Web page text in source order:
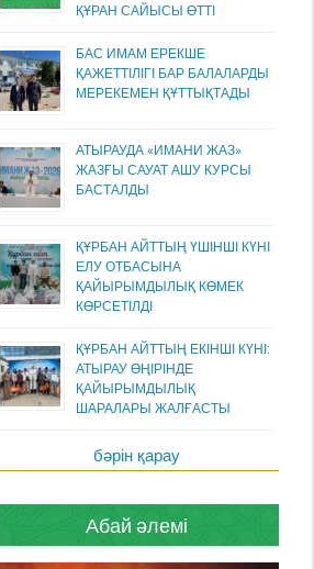
ҚҰРАН САЙЫСЫ ӨТТІ
БАС ИМАМ ЕРЕКШЕ
ҚАЖЕТТІЛІГІ БАР БАЛАЛАРДЫ
МЕРЕКЕМЕН ҚҰТТЫҚТАДЫ
АТЫРАУДА «ИМАНИ ЖАЗ»
ЖАЗҒЫ САУАТ АШУ КУРСЫ
БАСТАЛДЫ
ҚҰРБАН АЙТТЫҢ ҮШІНШІ КҮНІ
ЕЛУ ОТБАСЫНА
ҚАЙЫРЫМДЫЛЫҚ КӨМЕК
КӨРСЕТІЛДІ
ҚҰРБАН АЙТТЫҢ ЕКІНШІ КҮНІ:
АТЫРАУ ӨҢІРІНДЕ
ҚАЙЫРЫМДЫЛЫҚ
ШАРАЛАРЫ ЖАЛҒАСТЫ
бәрін қарау
Абай әлемі